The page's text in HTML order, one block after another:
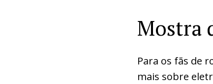
Mostra
Para os fãs de
mais sobre